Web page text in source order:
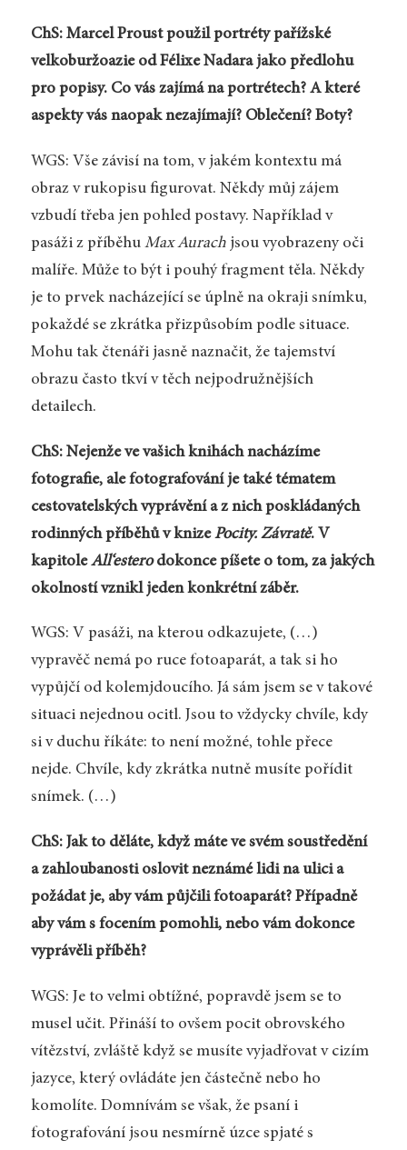
ChS: Marcel Proust použil portréty pařížské
velkoburžoazie od Félixe Nadara jako předlohu
pro popisy. Co vás zajímá na portrétech? A které
aspekty vás naopak nezajímají? Oblečení? Boty?
WGS: Vše závisí na tom, v jakém kontextu má
obraz v rukopisu figurovat. Někdy můj zájem
vzbudí třeba jen pohled postavy. Například v
pasáži z příběhu Max Aurachjsou vyobrazeny oči
malíře. Může to být i pouhý fragment těla. Někdy
je to prvek nacházející se úplně na okraji snímku,
pokaždé se zkrátka přizpůsobím podle situace.
Mohu tak čtenáři jasně naznačit, že tajemství
obrazu často tkví v těch nejpodružnějších
detailech.
ChS: Nejenže ve vašich knihách nacházíme
fotografie, ale fotografování je také tématem
cestovatelských vyprávění a z nich poskládaných
rodinných příběhů v knizePocity. Závratě. V
kapitoleAll‘esterodokonce píšete o tom, za jakých
okolností vznikl jeden konkrétní záběr.
WGS: V pasáži, na kterou odkazujete, (…)
vypravěč nemá po ruce fotoaparát, a tak si ho
vypůjčí od kolemjdoucího. Já sám jsem se v takové
situaci nejednou ocitl. Jsou to vždycky chvíle, kdy
si v duchu říkáte: to není možné, tohle přece
nejde. Chvíle, kdy zkrátka nutně musíte pořídit
snímek. (…)
ChS: Jak to děláte, když máte ve svém soustředění
a zahloubanosti oslovit neznámé lidi na ulici a
požádat je, aby vám půjčili fotoaparát? Případně
aby vám s focením pomohli, nebo vám dokonce
vyprávěli příběh?
WGS: Je to velmi obtížné, popravdě jsem se to
musel učit. Přináší to ovšem pocit obrovského
vítězství, zvláště když se musíte vyjadřovat v cizím
jazyce, který ovládáte jen částečně nebo ho
komolíte. Domnívám se však, že psaní i
fotografování jsou nesmírně úzce spjaté s